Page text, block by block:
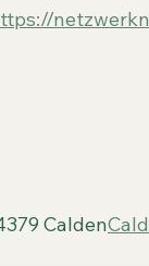
Calden